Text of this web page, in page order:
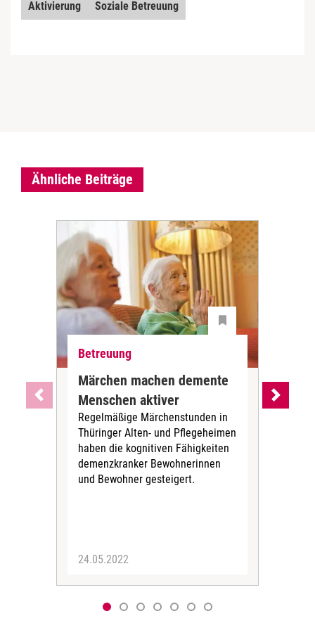
Aktivierung Soziale Betreuung
Ähnliche Beiträge
Betreuung
Märchen machen demente
Menschen aktiver
Regelmäßige Märchenstunden in
Thüringer Alten- und Pflegeheimen
haben die kognitiven Fähigkeiten
demenzkranker Bewohnerinnen
und Bewohner gesteigert.
24.05.2022